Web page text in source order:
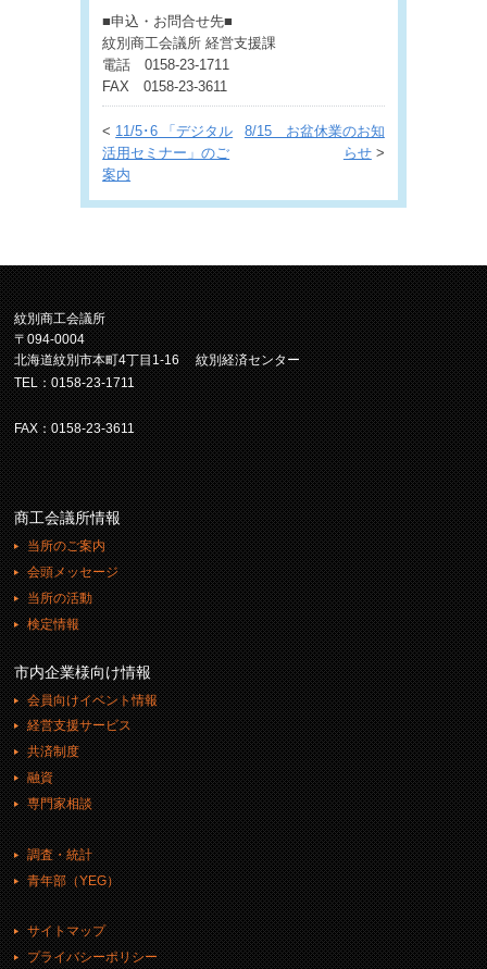
■申込・お問合せ先■
紋別商工会議所 経営支援課
電話 0158-23-1711
FAX 0158-23-3611
< 11/5･6 「デジタル
活用セミナー」のご
案内
8/15 お盆休業のお知
らせ>
紋別商工会議所
〒094-0004
北海道紋別市本町4丁目1-16 紋別経済センター
TEL：0158-23-1711
FAX：0158-23-3611
商工会議所情報
当所のご案内
会頭メッセージ
当所の活動
検定情報
市内企業様向け情報
会員向けイベント情報
経営支援サービス
共済制度
融資
専門家相談
調査・統計
青年部（YEG）
サイトマップ
プライバシーポリシー